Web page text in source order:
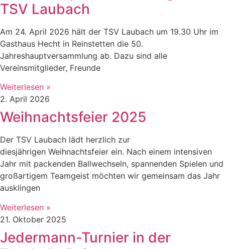
TSV Laubach
Am 24. April 2026 hält der TSV Laubach um 19.30 Uhr im
Gasthaus Hecht in Reinstetten die 50.
Jahreshauptversammlung ab. Dazu sind alle
Vereinsmitglieder, Freunde
Weiterlesen »
2. April 2026
Weihnachtsfeier 2025
Der TSV Laubach lädt herzlich zur
diesjährigen Weihnachtsfeier ein. Nach einem intensiven
Jahr mit packenden Ballwechseln, spannenden Spielen und
großartigem Teamgeist möchten wir gemeinsam das Jahr
ausklingen
Weiterlesen »
21. Oktober 2025
Jedermann-Turnier in der